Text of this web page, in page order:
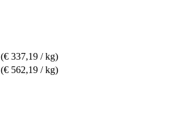
(€ 337,19 / kg)
(€ 562,19 / kg)